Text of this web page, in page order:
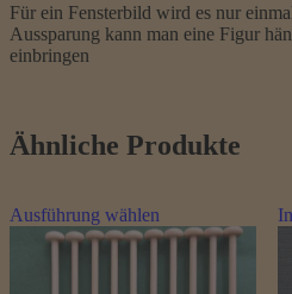
Für ein Fensterbild wird es nur
Aussparung kann man eine Figur
einbringen
Ähnliche Produkte
Ausführung wählenProdukt
weist